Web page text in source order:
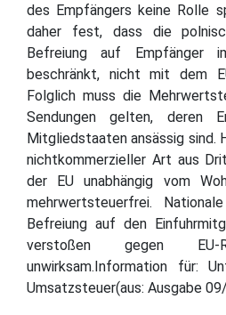
des Empfängers keine Rolle
daher fest, dass die
Befreiung auf Empfänger
beschränkt, nicht mit dem
Folglich muss die
Sendungen gelten, deren
Mitgliedstaaten ansässig sind.
nichtkommerzieller Art aus
der EU unabhängig vom
mehrwertsteuerfrei.
Befreiung auf den
verstoßen gegen
unwirksam.Information für:
Umsatzsteuer(aus: Ausgabe